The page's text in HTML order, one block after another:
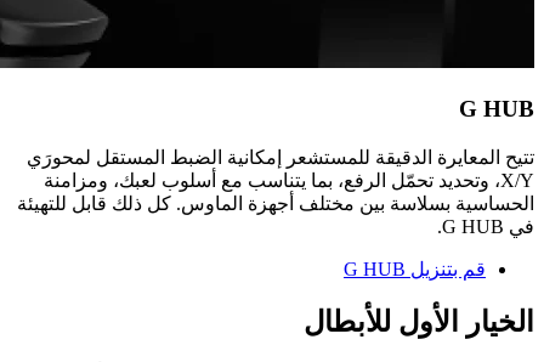
G HUB
تتيح المعايرة الدقيقة للمستشعر إمكانية الضبط المستقل لمحورَي
X/Y، وتحديد تحمّل الرفع، بما يتناسب مع أسلوب لعبك، ومزامنة
الحساسية بسلاسة بين مختلف أجهزة الماوس. كل ذلك قابل للتهيئة
في G HUB.
قم بتنزيل G HUB
الخيار الأول للأبطال